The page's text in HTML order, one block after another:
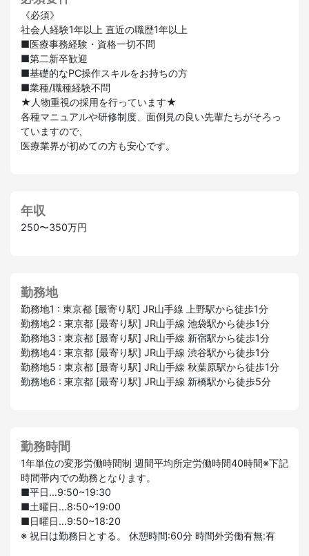
《必須》
社会人経験1年以上 直近の職歴1年以上
■医療事務経験・資格一切不問
■第二新卒歓迎
■基礎的なPC操作スキルをお持ちの方
■業種/職種経験不問
★人物重視の採用を行っています★
各種マニュアルや研修制度、面倒見の良い先輩たちがそろっ
ていますので、
医療業界が初めての方も安心です。
年収
250〜350万円
勤務地
勤務地1 : 東京都 [最寄り駅] JR山手線 上野駅から徒歩1分
勤務地2 : 東京都 [最寄り駅] JR山手線 池袋駅から徒歩1分
勤務地3 : 東京都 [最寄り駅] JR山手線 新宿駅から徒歩1分
勤務地4 : 東京都 [最寄り駅] JR山手線 渋谷駅から徒歩1分
勤務地5 : 東京都 [最寄り駅] JR山手線 秋葉原駅から徒歩1分
勤務地6 : 東京都 [最寄り駅] JR山手線 新橋駅から徒歩5分
勤務時間
1年単位の変形労働時間制 週間平均所定労働時間40時間※下記
時間帯内での勤務となります。
■平日…9:50~19:30
■土曜日…8:50~19:00
■日曜日…9:50~18:20
※ 祝日は勤務日とする。 休憩時間:60分 時間外労働有無:有